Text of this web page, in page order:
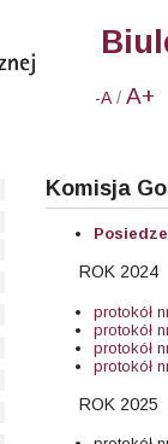
-A / A+
Komisja
ROK 2024
protokół
protokół
protokół
protokół
ROK 2025